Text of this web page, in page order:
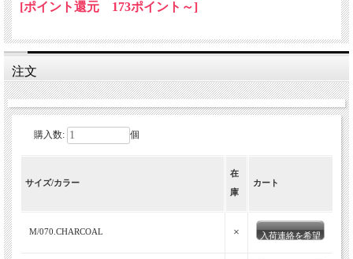
[ポイント還元 173ポイント～]
注文
購入数: 個
サイズ/カラー
在
庫
カート
M/070.CHARCOAL × 入荷連絡を希望